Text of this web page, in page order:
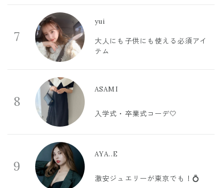
7
yui
大人にも子供にも使える必須アイ
テム
8
ASAMI
入学式・卒業式コーデ🤍
9
AYA..E
激安ジュエリーが東京でも！💍